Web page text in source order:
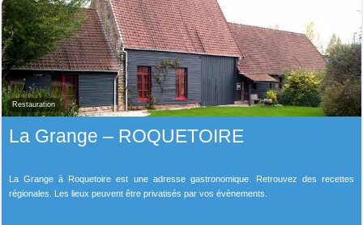
Restauration
La Grange – ROQUETOIRE
La Grange à Roquetoire est une adresse gastronomique. Retrouvez des recettes
régionales. Les lieux peuvent être privatisés par vos évènements.